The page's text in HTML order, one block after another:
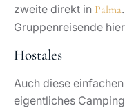
zweite direkt in Palma
Gruppenreisende
Hostales
Auch diese
eigentliches